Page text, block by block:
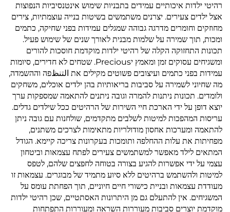
רהיטי ילדות איכותיים עמידים בתבניות שימוש אינטנסיביות הנפוצות
אצל ילדים צעירים. יצרנים משתמשים בשיטות בנייה עוצמתיות, צירים
מחוזקים וחומרים מדרגה גבוהה שמגלים עמידות בפני שחיקה, כתמים
ומכות, תוך שמירה על שלמות מבנית לאורך שנים של שימוש פעיל.
תכונות התחזוקה הקלה של רהיטי ילדות מוקדמת חוסכות להורים
ומשגיחים עסוקים זמן ומאמץ יPrecious. שטחים לא חדירים, סיומות
עמידות בפני כתמים ועיצובים פשוטים מקילים את التنظפה וההשמדה,
מה שחיוני לשמירה על סביבות בריאותיות בהן ילדים אוכלים, משחקים
ולומדים. תכונות ניתנות להמרה וגובה ניתנים להתאמה שמספקות ערך
יוצא דופן על ידי הארכת חיי השירות של הרהיטים ככל שילדים גדלים.
עריסות המהפכות למיטות לשלבים מתקדמים, שולחנות עם גובה ניתן
להתאמה ומערכות אחסון מודולריות מתאימות לצרכים משתנים,
מפחיתות את עלות ההחלפה ותומכות בעקרונות צריכה קיימא. הגודל
המתאים לילד מאפשר למשתמשים צעירים לפתח עצמאות וביטחון
עצמי על ידי אפשרות להגיע בצורה בטוחה לחפצים שלהם, לטפס
למיטות ולהשתמש ברהיטים ללא סיוע מתמיד של מבוגרים. עצמאות זו
מעודדת עצמאות ובניית כישורי חיים חיוניים, תוך הפחתת עומס על
המשגיחים. אין להתעלם גם מן היתרונות האסתטיים, שכן רהיטי ילדות
מוקדמת יוצרים סביבות מעוררות השראה ומעוררות התפתחות